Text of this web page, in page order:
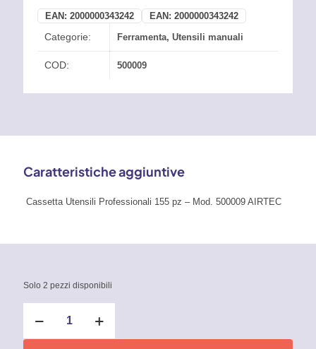
EAN: 2000000343242 EAN: 2000000343242
Categorie: Ferramenta, Utensili manuali
COD: 500009
Caratteristiche aggiuntive
Cassetta Utensili Professionali 155 pz – Mod. 500009 AIRTEC
Solo 2 pezzi disponibili
Utensili
Professionali